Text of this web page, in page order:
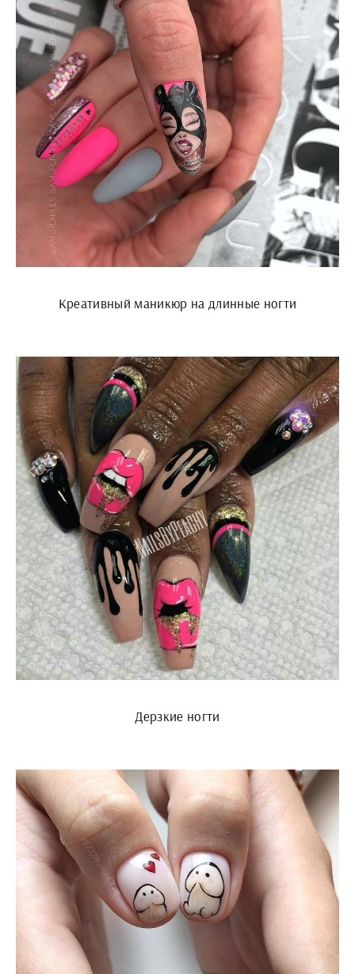
Креативный маникюр на длинные ногти
Дерзкие ногти